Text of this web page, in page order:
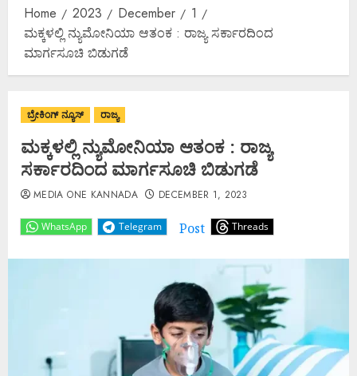
Home 2023 December
1
ಮಕ್ಕಳಲ್ಲಿ ನ್ಯುಮೋನಿಯಾ ಆತಂಕ : ರಾಜ್ಯ ಸರ್ಕಾರದಿಂದ
ಮಾರ್ಗಸೂಚಿ ಬಿಡುಗಡೆ
ಬ್ರೇಕಿಂಗ್ ನ್ಯೂಸ್ ರಾಜ್ಯ
ಮಕ್ಕಳಲ್ಲಿ ನ್ಯುಮೋನಿಯಾ ಆತಂಕ : ರಾಜ್ಯ
ಸರ್ಕಾರದಿಂದ ಮಾರ್ಗಸೂಚಿ ಬಿಡುಗಡೆ
WhatsApp Telegram Post Threads
MEDIA ONE KANNADA DECEMBER 1, 2023